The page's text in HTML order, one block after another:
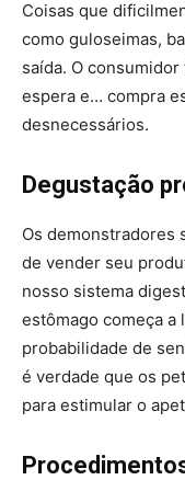
Coisas que
como guloseimas,
saída. O
espera e… compra
desnecessários.
Degustação
Os demonstradores
de vender seu
nosso sistema
estômago começa a
probabilidade de
é verdade que os
para estimular o